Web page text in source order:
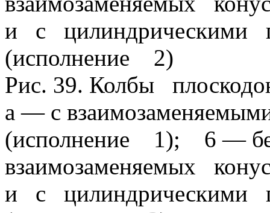
и с цилиндрическими
(исполнение 2)
Рис. 39. Колбы
а — с
(исполнение 1); 6 —
взаимозаменяемых
и с цилиндрическими